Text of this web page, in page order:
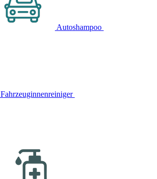
Autoshampoo
Fahrzeuginnenreiniger